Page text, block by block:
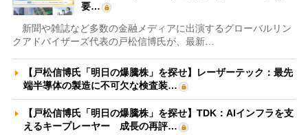
要…
新聞や雑誌など多数の金融メディアに出演するグローバルリン
クアドバイザーズ代表の戸松信博氏が、最新…
【戸松信博氏「明日の爆騰株」を探せ】レーザーテック：最先
端半導体の製造に不可欠な検査装…
【戸松信博氏「明日の爆騰株」を探せ】TDK：AIインフラを支
えるキープレーヤー 成長の再評…